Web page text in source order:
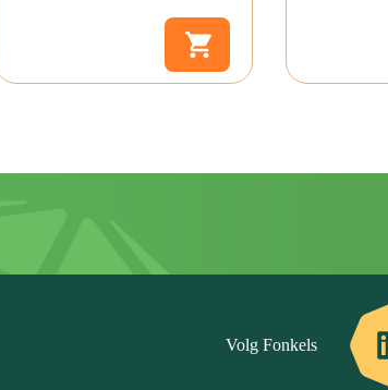
Volg Fonkels